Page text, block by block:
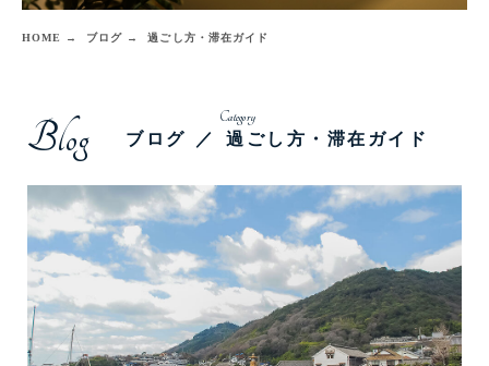
HOME → ブログ → 過ごし方・滞在ガイド
Blog ブログ 過ごし方・滞在ガイド